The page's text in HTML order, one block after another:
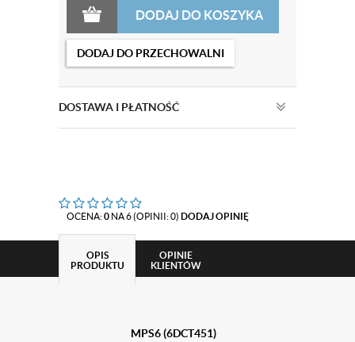
DODAJ DO KOSZYKA
DODAJ DO PRZECHOWALNI
DOSTAWA I PŁATNOŚĆ
OCENA:0 NA 6 (OPINII: 0) DODAJ OPINIĘ
OPIS
PRODUKTU
OPINIE
KLIENTÓW
MPS6 (6DCT451)